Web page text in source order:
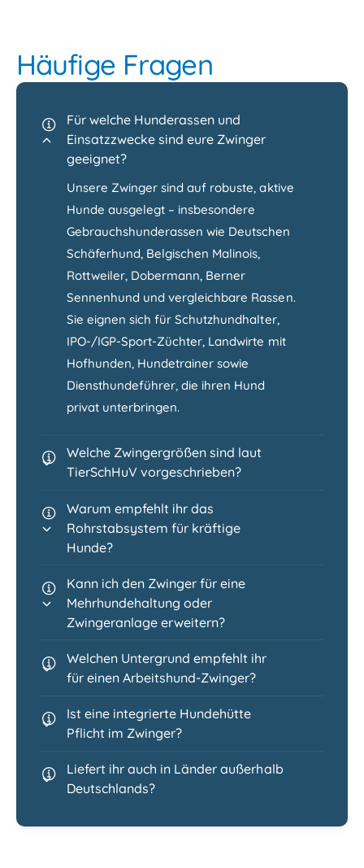
Häufige Fragen
Für welche Hunderassen und
Einsatzzwecke sind eure Zwinger
geeignet?
Unsere Zwinger sind auf robuste, aktive
Hunde ausgelegt – insbesondere
Gebrauchshunderassen wie Deutschen
Schäferhund, Belgischen Malinois,
Rottweiler, Dobermann, Berner
Sennenhund und vergleichbare Rassen.
Sie eignen sich für Schutzhundhalter,
IPO-/IGP-Sport-Züchter, Landwirte mit
Hofhunden, Hundetrainer sowie
Diensthundeführer, die ihren Hund
privat unterbringen.
Welche Zwingergrößen sind laut
TierSchHuV vorgeschrieben?
Warum empfehlt ihr das
Rohrstabsystem für kräftige
Hunde?
Kann ich den Zwinger für eine
Mehrhundehaltung oder
Zwingeranlage erweitern?
Welchen Untergrund empfehlt ihr
für einen Arbeitshund-Zwinger?
Ist eine integrierte Hundehütte
Pflicht im Zwinger?
Liefert ihr auch in Länder außerhalb
Deutschlands?